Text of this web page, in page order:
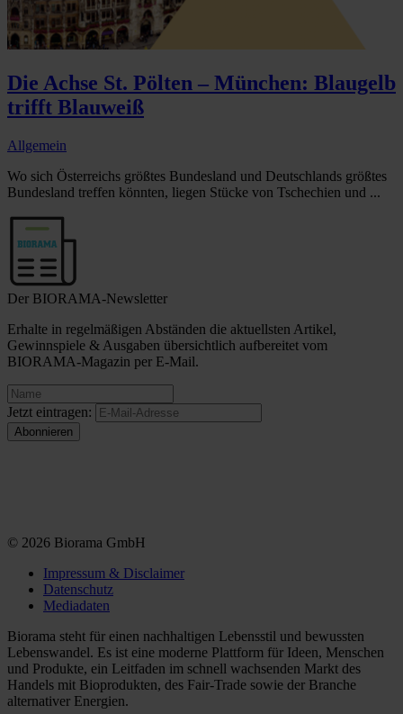
Die Achse St. Pölten – München: Blaugelb
trifft Blauweiß
Allgemein
Wo sich Österreichs größtes Bundesland und Deutschlands größtes
Bundesland treffen könnten, liegen Stücke von Tschechien und ...
Der BIORAMA-Newsletter
Erhalte in regelmäßigen Abständen die aktuellsten Artikel,
Gewinnspiele & Ausgaben übersichtlich aufbereitet vom
BIORAMA-Magazin per E-Mail.
Jetzt eintragen:
© 2026 Biorama GmbH
Impressum & Disclaimer
Datenschutz
Mediadaten
Biorama steht für einen nachhaltigen Lebensstil und bewussten
Lebenswandel. Es ist eine moderne Plattform für Ideen, Menschen
und Produkte, ein Leitfaden im schnell wachsenden Markt des
Handels mit Bioprodukten, des Fair-Trade sowie der Branche
alternativer Energien.